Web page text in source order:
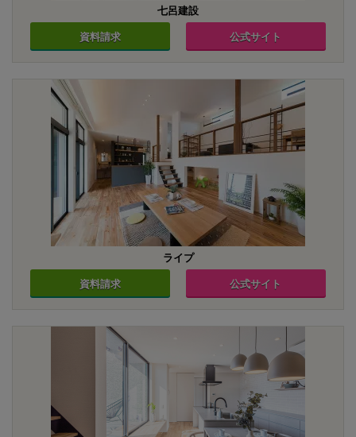
七呂建設
資料請求 公式サイト
ライプ
資料請求 公式サイト